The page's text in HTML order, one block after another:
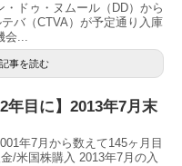
ドゥ・ヌムール（DD）から
バ（CTVA）が予定通り入庫
会...
記事を読む
年目に】2013年7月末
年7月から数えて145ヶ月目
/米国株購入 2013年7月の入